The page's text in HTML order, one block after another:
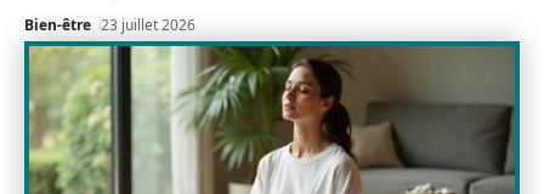
Bien-être 23 juillet 2026